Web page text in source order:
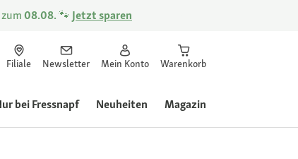
08.08.🐾 Jetzt sparen
Filiale Newsletter Mein Konto Warenkorb
bei Fressnapf Neuheiten Magazin